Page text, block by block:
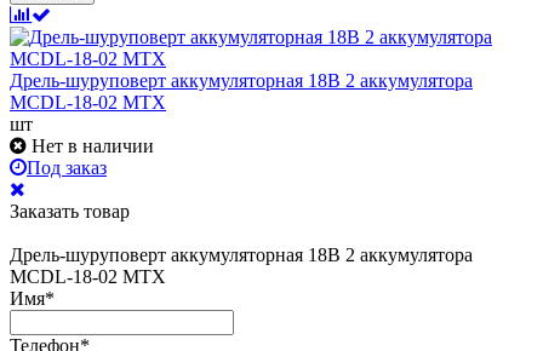
Дрель-шуруповерт аккумуляторная 18В 2 аккумулятора
MCDL-18-02 MTX
шт
Нет в наличии
Под заказ
Заказать товар
Дрель-шуруповерт аккумуляторная 18В 2 аккумулятора
MCDL-18-02 MTX
Имя*
Телефон*